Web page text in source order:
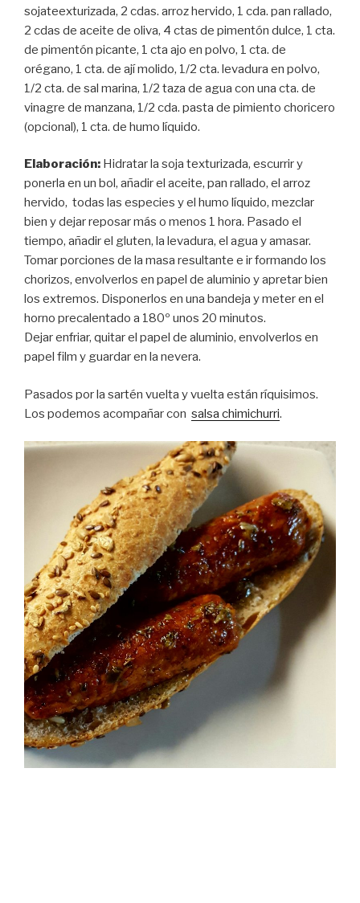
sojateexturizada, 2 cdas. arroz hervido, 1 cda. pan rallado,
2 cdas de aceite de oliva, 4 ctas de pimentón dulce, 1 cta.
de pimentón picante, 1 cta ajo en polvo, 1 cta. de
orégano, 1 cta. de ají molido, 1/2 cta. levadura en polvo,
1/2 cta. de sal marina, 1/2 taza de agua con una cta. de
vinagre de manzana, 1/2 cda. pasta de pimiento choricero
(opcional), 1 cta. de humo líquido.
Elaboración: Hidratar la soja texturizada, escurrir y
ponerla en un bol, añadir el aceite, pan rallado, el arroz
hervido, todas las especies y el humo líquido, mezclar
bien y dejar reposar más o menos 1 hora. Pasado el
tiempo, añadir el gluten, la levadura, el agua y amasar.
Tomar porciones de la masa resultante e ir formando los
chorizos, envolverlos en papel de aluminio y apretar bien
los extremos. Disponerlos en una bandeja y meter en el
horno precalentado a 180º unos 20 minutos.
Dejar enfriar, quitar el papel de aluminio, envolverlos en
papel film y guardar en la nevera.
Pasados por la sartén vuelta y vuelta están ríquisimos.
Los podemos acompañar con salsa chimichurri.